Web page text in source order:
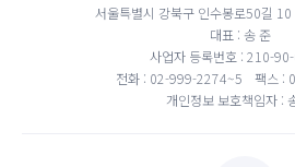
서울특별시 강북구 인수봉로50길
대표 : 송 준
사업자 등록번호 : 210-
전화 : 02-999-2274~5
팩스 :
개인정보 보호책임자 :